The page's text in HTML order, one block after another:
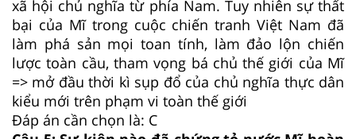
xã hội chủ nghĩa từ phía Nam. Tuy nhiên sự thất
bại của Mĩ trong cuộc chiến tranh Việt Nam đã
làm phá sản mọi toan tính, làm đảo lộn chiến
lược toàn cầu, tham vọng bá chủ thế giới của Mĩ
=> mở đầu thời kì sụp đổ của chủ nghĩa thực dân
kiểu mới trên phạm vi toàn thế giới
Đáp án cần chọn là: C